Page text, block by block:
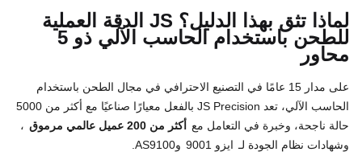
لماذا تثق بهذا الدليل؟ JS الدقة العملية
للطحن باستخدام الحاسب الآلي ذو 5
محاور
على مدار 15 عامًا في التصنيع الاحترافي في مجال الطحن باستخدام
الحاسب الآلي، تعد JS Precision بالفعل معيارًا صناعيًا مع أكثر من 5000
حالة ناجحة، وخبرة في التعامل مع
أكثر من 200 عميل عالمي مرموق
،
وشهادات نظام الجودة لـ ايزو 9001 وAS9100.